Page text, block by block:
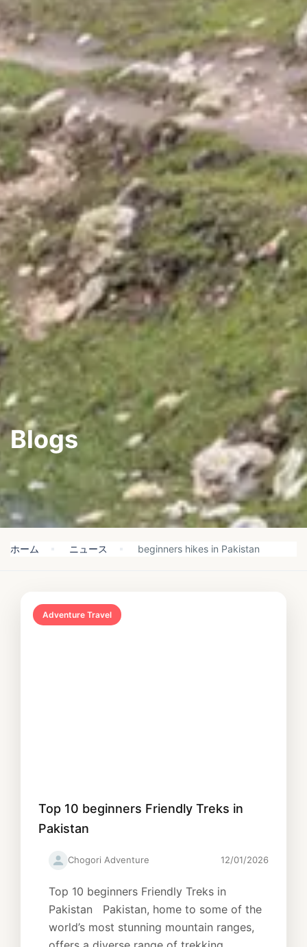
Blogs
ホーム ニュース beginners hikes in Pakistan
Adventure Travel
Top 10 beginners Friendly Treks in
Pakistan
Chogori Adventure 12/01/2026
Top 10 beginners Friendly Treks in
Pakistan Pakistan, home to some of the
world’s most stunning mountain ranges,